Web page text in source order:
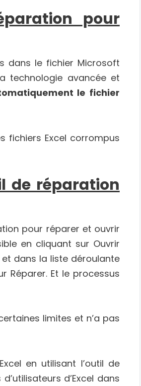
pour
dans le fichier Microsoft
technologie avancée et
le fichier
fichiers Excel corrompus
de réparation
pour réparer et ouvrir
en cliquant sur Ouvrir
et dans la liste déroulante
Réparer. Et le processus
limites et n’a pas
en utilisant l’outil de
d’Excel dans